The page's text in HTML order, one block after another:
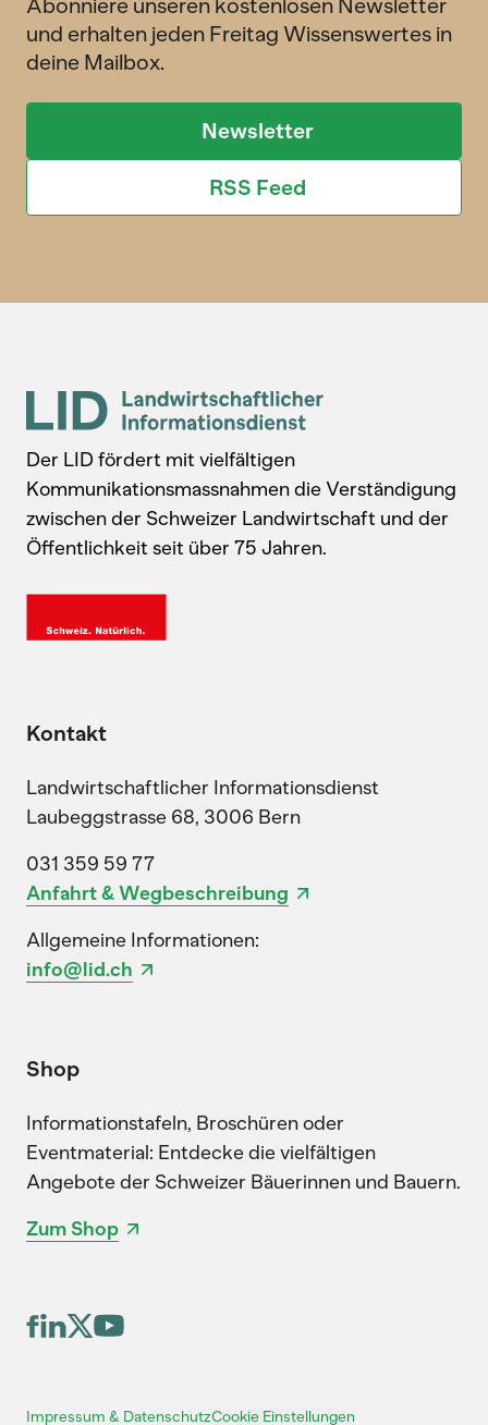
und erhalten jeden Freitag Wissenswertes in
deine Mailbox.
Newsletter
RSS Feed
Der LID fördert mit vielfältigen
Kommunikationsmassnahmen die Verständigung
zwischen der Schweizer Landwirtschaft und der
Öffentlichkeit seit über 75 Jahren.
Kontakt
Landwirtschaftlicher Informationsdienst
Laubeggstrasse 68, 3006 Bern
031 359 59 77
Anfahrt & Wegbeschreibung
Allgemeine Informationen:
info@lid.ch
Shop
Informationstafeln, Broschüren oder
Eventmaterial: Entdecke die vielfältigen
Angebote der Schweizer Bäuerinnen und Bauern.
Zum Shop
Impressum & DatenschutzCookie Einstellungen